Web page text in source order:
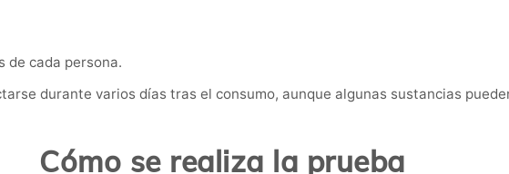
de cada persona.
durante varios días tras el consumo, aunque algunas sustancias
Cómo se realiza la prueba